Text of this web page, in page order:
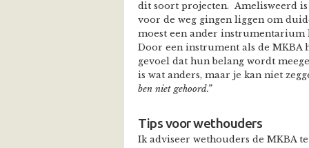
dit soort projecten. Amelisweerd
voor de weg gingen liggen om
moest een ander instrumentarium
Door een instrument als de MKBA
gevoel dat hun belang wordt
is wat anders, maar je kan niet
ben niet gehoord.”
Tips voor wethouders
Ik adviseer wethouders de MKBA